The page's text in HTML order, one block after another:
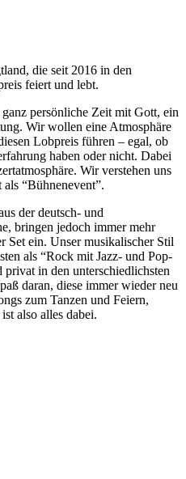
die seit 2016 in den
feiert und lebt.
persönliche Zeit mit Gott, ein
Wir wollen eine Atmosphäre
Lobpreis führen – egal, ob
haben oder nicht. Dabei
Wir verstehen uns
“Bühnenevent”.
der deutsch- und
bringen jedoch immer mehr
Set ein. Unser musikalischer Stil
als “Rock mit Jazz- und Pop-
in den unterschiedlichsten
daran, diese immer wieder neu
zum Tanzen und Feiern,
also alles dabei.